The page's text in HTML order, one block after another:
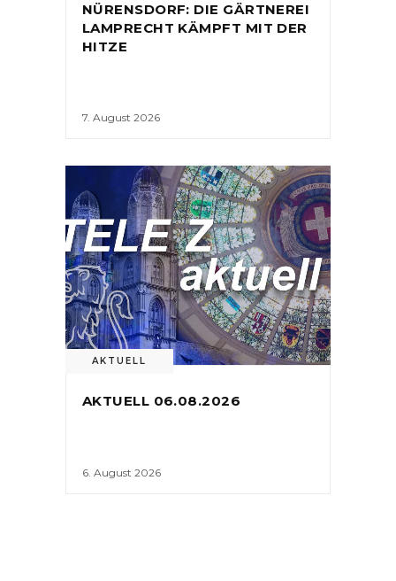
NÜRENSDORF: DIE GÄRTNEREI
LAMPRECHT KÄMPFT MIT DER
HITZE
7. August 2026
AKTUELL
AKTUELL 06.08.2026
6. August 2026